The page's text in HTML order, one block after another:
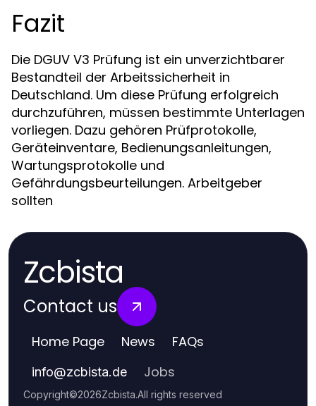
Fazit
Die DGUV V3 Prüfung ist ein unverzichtbarer
Bestandteil der Arbeitssicherheit in
Deutschland. Um diese Prüfung erfolgreich
durchzuführen, müssen bestimmte Unterlagen
vorliegen. Dazu gehören Prüfprotokolle,
Geräteinventare, Bedienungsanleitungen,
Wartungsprotokolle und
Gefährdungsbeurteilungen. Arbeitgeber
sollten
Zcbista
Contact us
Home Page News FAQs
info@zcbista.de Jobs
Copyright©2026Zcbista.All rights reserved